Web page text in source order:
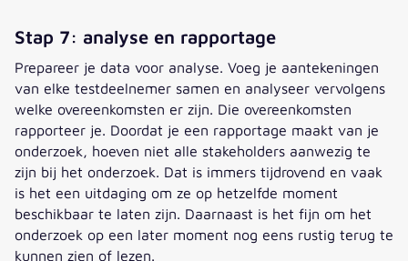
Stap 7: analyse en rapportage
Prepareer je data voor analyse. Voeg je aantekeningen
van elke testdeelnemer samen en analyseer vervolgens
welke overeenkomsten er zijn. Die overeenkomsten
rapporteer je. Doordat je een rapportage maakt van je
onderzoek, hoeven niet alle stakeholders aanwezig te
zijn bij het onderzoek. Dat is immers tijdrovend en vaak
is het een uitdaging om ze op hetzelfde moment
beschikbaar te laten zijn. Daarnaast is het fijn om het
onderzoek op een later moment nog eens rustig terug te
kunnen zien of lezen.